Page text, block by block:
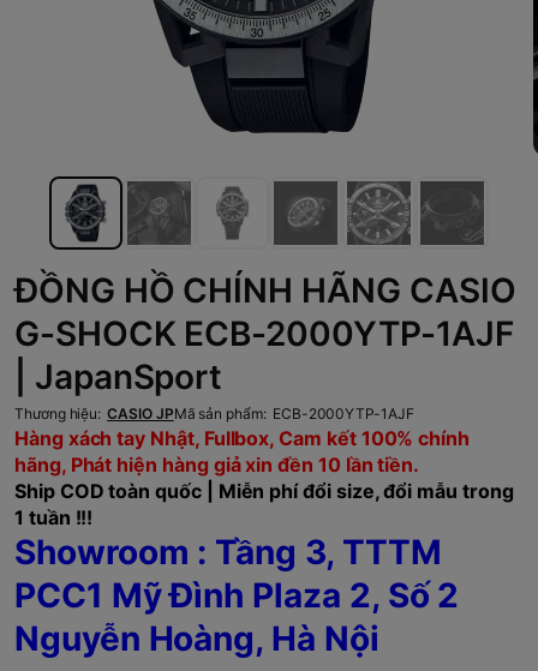
ĐỒNG HỒ CHÍNH HÃNG CASIO
G-SHOCK ECB-2000YTP-1AJF
| JapanSport
Thương hiệu: CASIO JPMã sản phẩm: ECB-2000YTP-1AJF
Hàng xách tay Nhật, Fullbox, Cam kết 100% chính
hãng, Phát hiện hàng giả xin đền 10 lần tiền.
Ship COD toàn quốc | Miễn phí đổi size, đổi mẫu trong
1 tuần !!!
Showroom : Tầng 3, TTTM
PCC1 Mỹ Đình Plaza 2, Số 2
Nguyễn Hoàng, Hà Nội